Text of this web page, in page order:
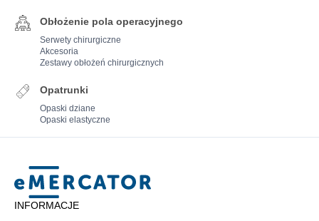
Obłożenie pola operacyjnego
Serwety chirurgiczne
Akcesoria
Zestawy obłożeń chirurgicznych
Opatrunki
Opaski dziane
Opaski elastyczne
Mercator
INFORMACJE